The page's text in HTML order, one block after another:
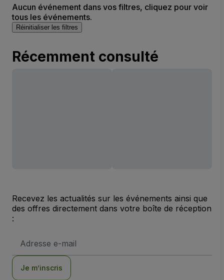
Aucun événement dans vos filtres, cliquez pour voir
tous les événements.
Réinitialiser les filtres
Récemment consulté
Recevez les actualités sur les événements ainsi que
des offres directement dans votre boîte de réception
:
e-
Je m’inscris